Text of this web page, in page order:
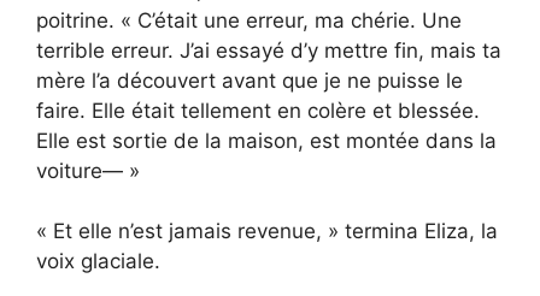
poitrine. « C’était une erreur, ma chérie. Une
terrible erreur. J’ai essayé d’y mettre fin, mais ta
mère l’a découvert avant que je ne puisse le
faire. Elle était tellement en colère et blessée.
Elle est sortie de la maison, est montée dans la
voiture— »
« Et elle n’est jamais revenue, » termina Eliza, la
voix glaciale.